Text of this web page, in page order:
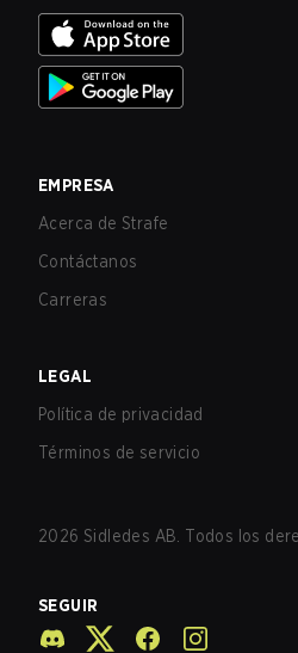
EMPRESA
Acerca de Strafe
Contáctanos
Carreras
LEGAL
Política de privacidad
Términos de servicio
2026 Sidledes AB. Todos los
SEGUIR